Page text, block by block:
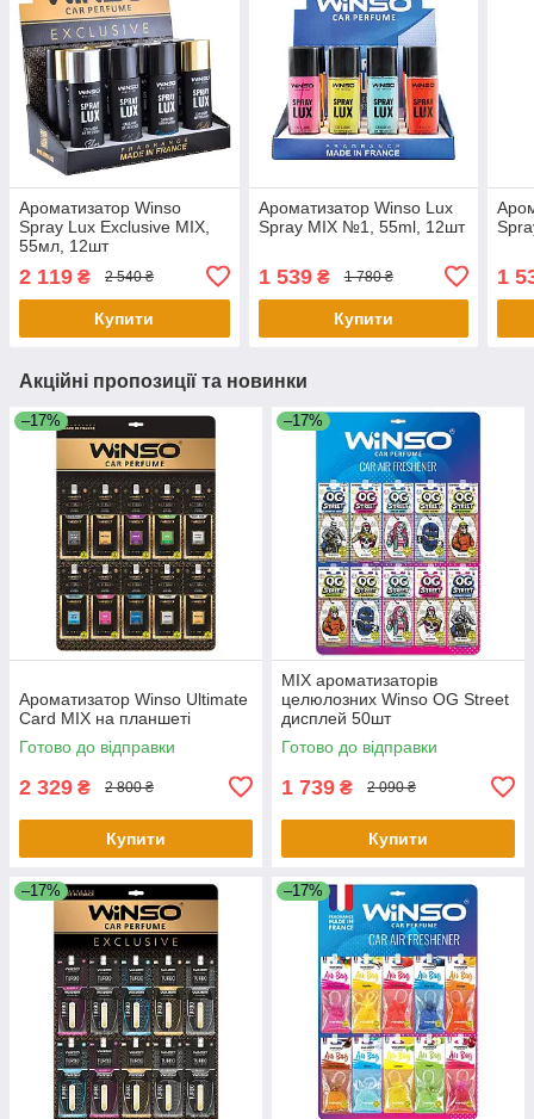
Ароматизатор Winso
Spray Lux Exclusive MIX,
55мл, 12шт
2 119 ₴ 2 540 ₴
Купити
Ароматизатор Winso Lux
Spray MIX №1, 55ml, 12шт
1 539₴ 1 780 ₴
Купити
1
Акційні пропозиції та новинки
–17%
Ароматизатор Winso Ultimate
Card MIX на планшеті
Готово до відправки
2 329 ₴ 2 800 ₴
Купити
–17%
MIX ароматизаторів
целюлозних Winso OG Street
дисплей 50шт
Готово до відправки
1 739 ₴ 2 090 ₴
Купити
–17% –17%